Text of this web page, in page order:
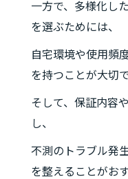
一方で、多様化し
を選ぶためには、
自宅環境や使用頻
を持つことが大切で
そして、保証内容
し、
不測のトラブル発
を整えることがお